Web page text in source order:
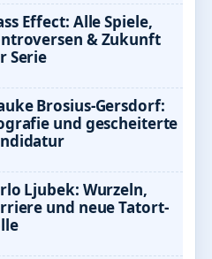
Effect: Alle Spiele,
& Zukunft
Serie
Brosius-Gersdorf:
und gescheiterte
Ljubek: Wurzeln,
und neue Tatort-